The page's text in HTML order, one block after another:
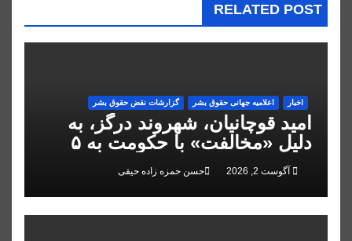
RELATED POST
اخبار اعلاميه جهانی حقوق بشر گزارشات نقض حقوق بشر
امید قوچانیان، شهروند درگز، به
دلیل «مخالفت» با حکومت به ۵
سال زندان محکوم شد
آگوست 2, 2026 حسن حمزه زاده حیقی